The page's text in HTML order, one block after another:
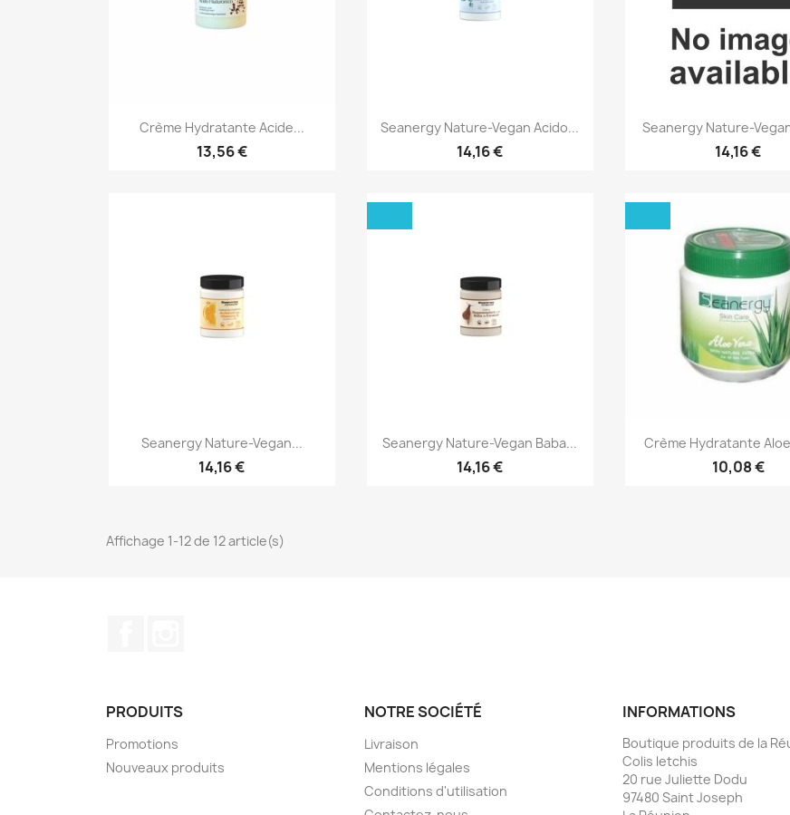
 Aperçu rapide
Crème Hydratante Acide...
13,56 €
Aperçu rapide
Seanergy Nature-Vegan Acido...
14,16 €
Aperçu
Seanergy Nature-
14,16 €
Aperçu rapide
Seanergy Nature-Vegan...
14,16 €
Aperçu rapide
Seanergy Nature-Vegan Baba...
14,16 €
Aperçu
Crème Hydratante
10,08 €
Affichage 1-12 de 12 article(s)
PRODUITS
Promotions
Nouveaux produits
NOTRE SOCIÉTÉ
Livraison
Mentions légales
Conditions d'utilisation
INFORMATIONS
Boutique produits de la
Colis letchis
20 rue Juliette Dodu
97480 Saint Joseph